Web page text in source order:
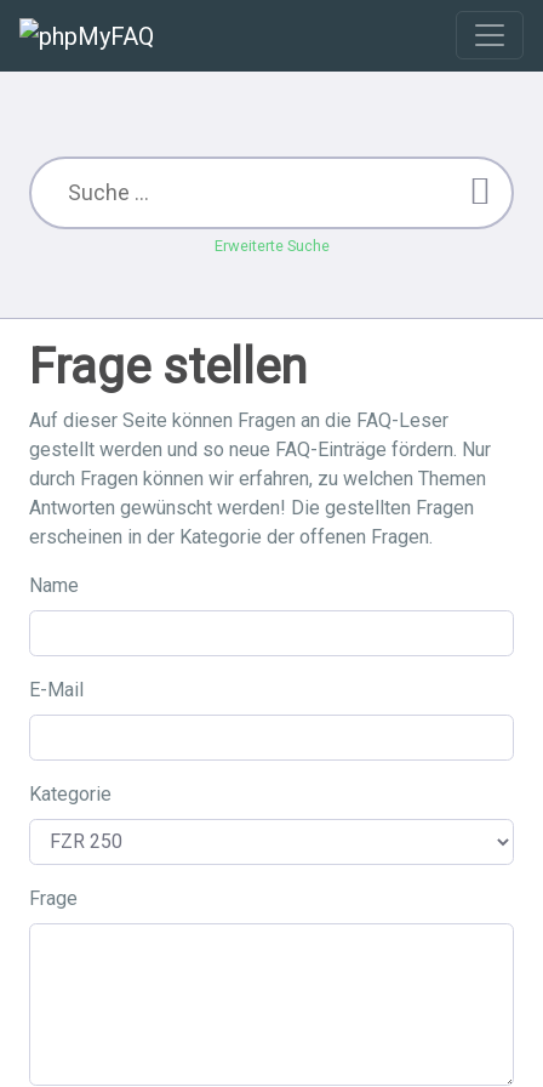
Erweiterte Suche
Frage stellen
Auf dieser Seite können Fragen an die FAQ-Leser
gestellt werden und so neue FAQ-Einträge fördern. Nur
durch Fragen können wir erfahren, zu welchen Themen
Antworten gewünscht werden! Die gestellten Fragen
erscheinen in der Kategorie der offenen Fragen.
Name
E-Mail
Kategorie
Frage